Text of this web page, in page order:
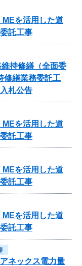
を活用した道
託工事
持修繕（全面委
繕業務委託工
札公告
を活用した道
託工事
を活用した道
託工事
を活用した道
託工事
ネックス電力量